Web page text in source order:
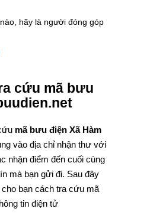
hãy là người đóng góp
cứu mã bưu
mã bưu điện Xã Hàm
vào địa chỉ nhận thư với
nhận điểm đến cuối cùng
mà bạn gửi đi. Sau đây
bạn cách tra cứu mã
tin điện tử